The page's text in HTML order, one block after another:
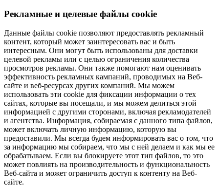
Рекламные и целевые файлы cookie
Данные файлы cookie позволяют предоставлять рекламный
контент, который может заинтересовать вас и быть
интересным. Они могут быть использованы для доставки
целевой рекламы или с целью ограничения количества
просмотров рекламы. Они также помогают нам оценивать
эффективность рекламных кампаний, проводимых на Веб-
сайте и веб-ресурсах других компаний. Мы можем
использовать эти cookie для фиксации информации о тех
сайтах, которые вы посещали, и мы можем делиться этой
информацией с другими сторонами, включая рекламодателей
и агентства. Информация, собираемая с данного типа файлов,
может включать личную информацию, которую вы
предоставили. Мы всегда будем информировать вас о том, что
за информацию мы собираем, что мы с ней делаем и как мы ее
обрабатываем. Если вы блокируете этот тип файлов, то это
может повлиять на производительность и функциональность
Веб-сайта и может ограничить доступ к контенту на Веб-
сайте.